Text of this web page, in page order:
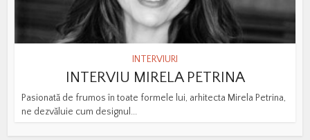
INTERVIURI
INTERVIU MIRELA PETRINA
Pasionată de frumos în toate formele lui, arhitecta Mirela Petrina,
ne dezvăluie cum designul...